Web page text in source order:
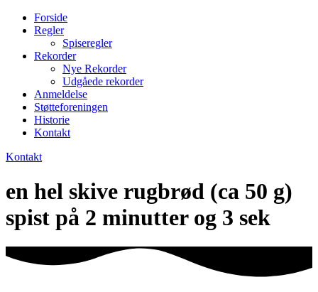
Forside
Regler
Spiseregler
Rekorder
Nye Rekorder
Udgåede rekorder
Anmeldelse
Støtteforeningen
Historie
Kontakt
Kontakt
en hel skive rugbrød (ca 50 g)
spist på 2 minutter og 3 sek